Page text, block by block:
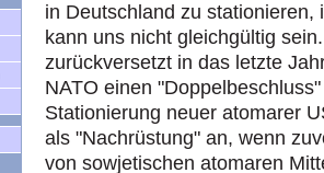
in Deutschland zu
kann uns nicht gleichgültig
zurückversetzt in das letzte
NATO einen
Stationierung neuer atomarer
als "Nachrüstung" an, wenn
von sowjetischen atomaren